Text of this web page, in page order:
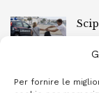
Per fornire le
8